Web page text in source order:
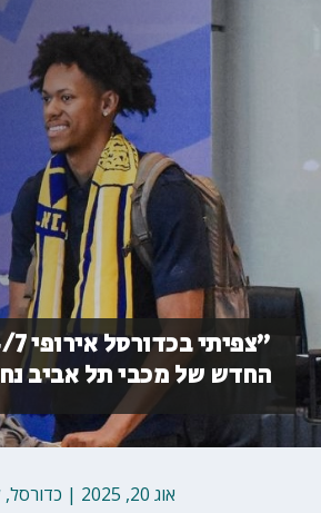
החדש של מכבי תל אביב
אוג 20, 2025 | כדורסל,